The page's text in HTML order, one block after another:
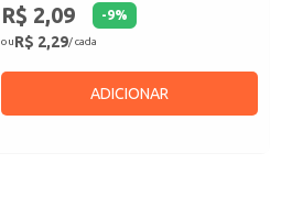
R$ 2,09 -9%
ouR$ 2,29/ cada
ADICIONAR